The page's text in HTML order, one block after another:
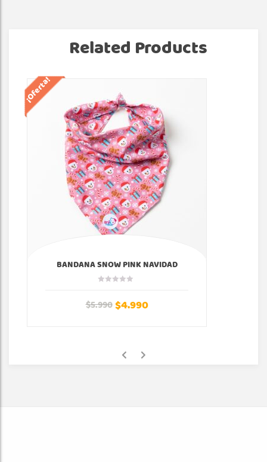
Related Products
¡Oferta!
BANDANA SNOW PINK NAVIDAD
$5.990$4.990